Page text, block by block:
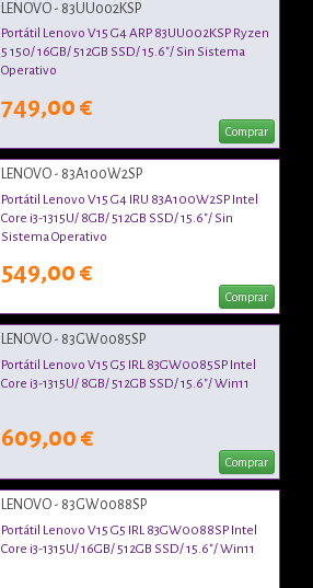
LENOVO - 83UU002KSP
Portátil Lenovo V15 G4 ARP 83UU002KSP Ryzen
5 150/ 16GB/ 512GB SSD/ 15.6"/ Sin Sistema
Operativo
749,00 €
Comprar
LENOVO - 83A100W2SP
Portátil Lenovo V15 G4 IRU 83A100W2SP Intel
Core i3-1315U/ 8GB/ 512GB SSD/ 15.6"/ Sin
Sistema Operativo
549,00 €
Comprar
LENOVO - 83GW0085SP
Portátil Lenovo V15 G5 IRL 83GW0085SP Intel
Core i3-1315U/ 8GB/ 512GB SSD/ 15.6"/ Win11
609,00 €
Comprar
LENOVO - 83GW0088SP
Portátil Lenovo V15 G5 IRL 83GW0088SP Intel
Core i3-1315U/ 16GB/ 512GB SSD/ 15.6"/ Win11